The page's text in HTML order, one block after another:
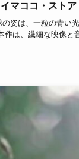
マココ・ストア
姿は、一粒の青い
は、繊細な映像と